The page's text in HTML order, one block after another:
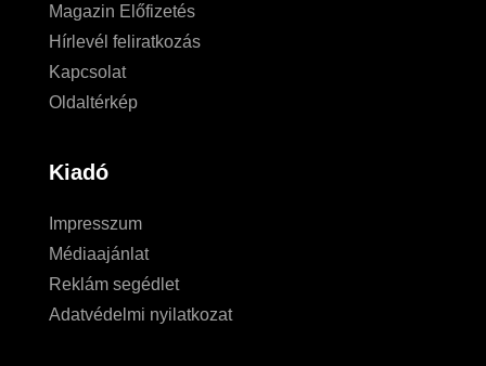
Magazin Előfizetés
Hírlevél feliratkozás
Kapcsolat
Oldaltérkép
Kiadó
Impresszum
Médiaajánlat
Reklám segédlet
Adatvédelmi nyilatkozat